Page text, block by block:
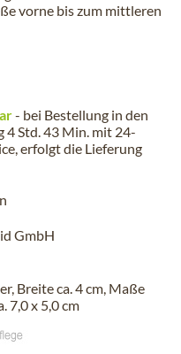
vorne bis zum mittleren
- bei Bestellung in den
4 Std. 43 Min. mit 24-
erfolgt die Lieferung
GmbH
Breite ca. 4 cm, Maße
7,0 x 5,0 cm